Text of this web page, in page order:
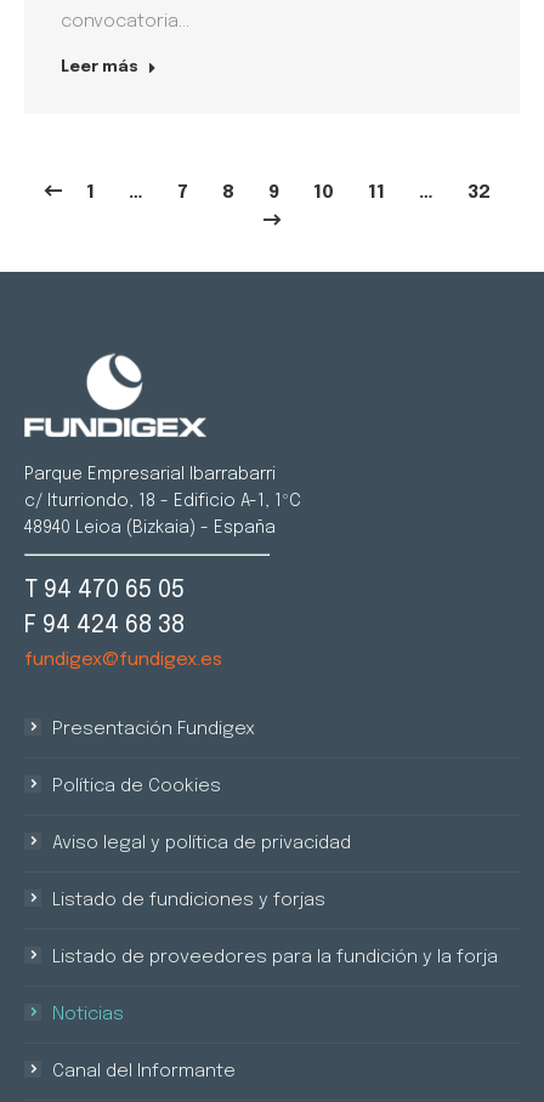
convocatoria…
Leer más
1 … 7 8 9 10 11 … 32
Parque Empresarial Ibarrabarri
c/ Iturriondo, 18 - Edificio A-1, 1ºC
48940 Leioa (Bizkaia) - España
T 94 470 65 05
F 94 424 68 38
fundigex@fundigex.es
Presentación Fundigex
Política de Cookies
Aviso legal y política de privacidad
Listado de fundiciones y forjas
Listado de proveedores para la fundición y la forja
Noticias
Canal del Informante